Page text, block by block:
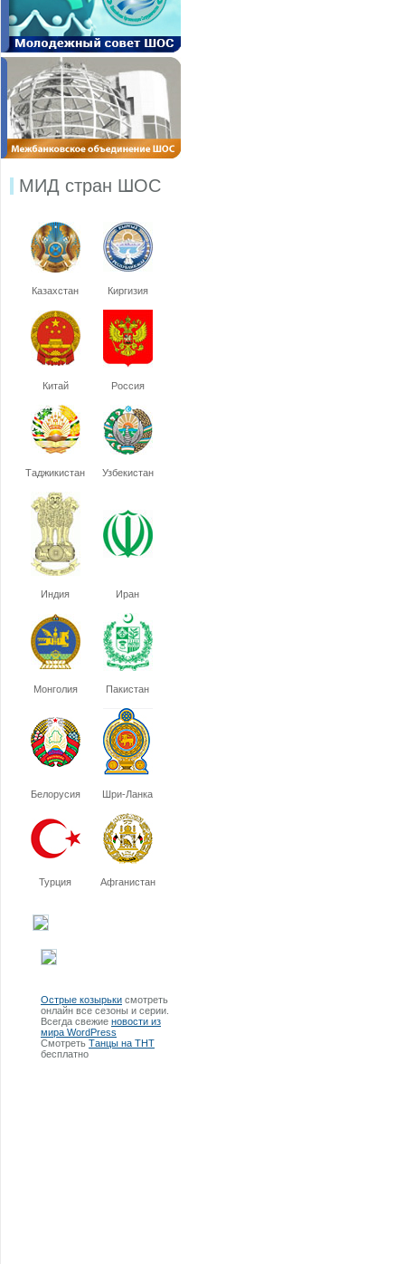
МИД стран ШОС
Казахстан Киргизия
Китай Россия
Таджикистан Узбекистан
Индия Иран
Монголия Пакистан
Белорусия Шри-Ланка
Турция Афганистан
Острые козырьки смотреть
онлайн все сезоны и серии.
Всегда свежие новости из
мира WordPress
Смотреть Танцы на ТНТ
бесплатно